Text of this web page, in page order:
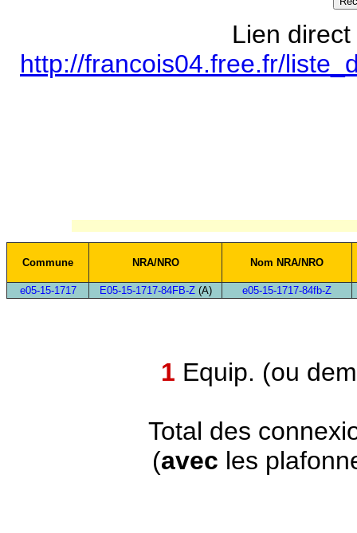
Lien
http://francois04.free.fr/
Commune NRA/NRO Nom NRA/NRO
e05-15-1717 E05-15-1717-84FB-Z(A) e05-15-1717-84fb-Z
1 Equip. (ou
Total des
(avec les